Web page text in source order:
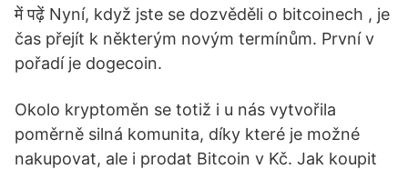
में पढ़ें Nyní, když jste se dozvěděli o bitcoinech , je
čas přejít k některým novým termínům. První v
pořadí je dogecoin.
Okolo kryptoměn se totiž i u nás vytvořila
poměrně silná komunita, díky které je možné
nakupovat, ale i prodat Bitcoin v Kč. Jak koupit